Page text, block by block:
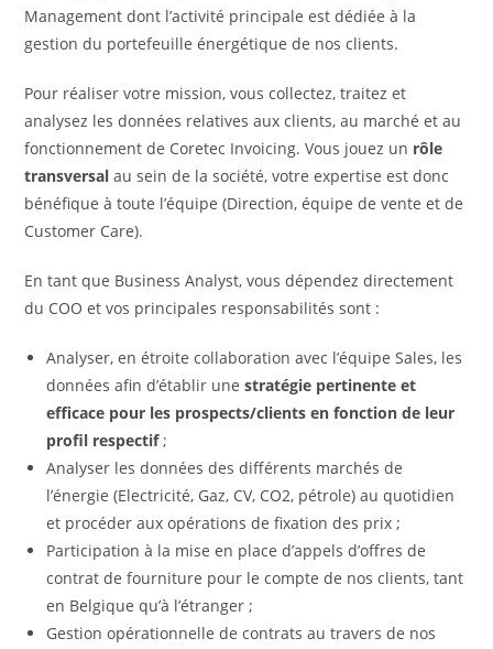
Management dont l’activité principale est dédiée à la
gestion du portefeuille énergétique de nos clients.
Pour réaliser votre mission, vous collectez, traitez et
analysez les données relatives aux clients, au marché et au
fonctionnement de Coretec Invoicing. Vous jouez un rôle
transversal au sein de la société, votre expertise est donc
bénéfique à toute l’équipe (Direction, équipe de vente et de
Customer Care).
En tant que Business Analyst, vous dépendez directement
du COO et vos principales responsabilités sont :
Analyser, en étroite collaboration avec l’équipe Sales, les
données afin d’établir unestratégie pertinente et
efficace pour les prospects/clients en fonction de leur
profil respectif;
Analyser les données des différents marchés de
l’énergie (Electricité, Gaz, CV, CO2, pétrole) au quotidien
et procéder aux opérations de fixation des prix ;
Participation à la mise en place d’appels d’offres de
contrat de fourniture pour le compte de nos clients, tant
en Belgique qu’à l’étranger ;
Gestion opérationnelle de contrats au travers de nos